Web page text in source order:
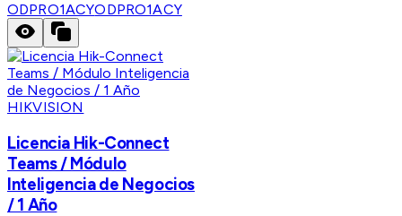
ODPRO1ACYODPRO1ACY
HIKVISION
Licencia Hik-Connect
Teams / Módulo
Inteligencia de Negocios
/ 1 Año